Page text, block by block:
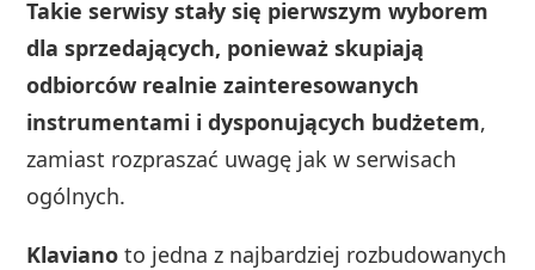
Takie serwisy stały się pierwszym wyborem
dla sprzedających, ponieważ skupiają
odbiorców realnie zainteresowanych
instrumentami i dysponujących budżetem,
zamiast rozpraszać uwagę jak w serwisach
ogólnych.
Klaviano to jedna z najbardziej rozbudowanych